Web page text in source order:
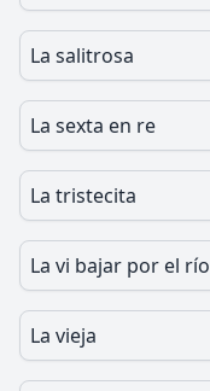
La salitrosa
La sexta en re
La tristecita
La vi bajar por el río
La vieja